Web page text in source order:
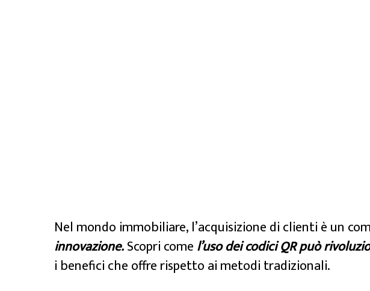
Nel mondo immobiliare, l’acquisizione di clienti è un
innovazione.Scopri comel’uso dei codici QR può
i benefici che offre rispetto ai metodi tradizionali.